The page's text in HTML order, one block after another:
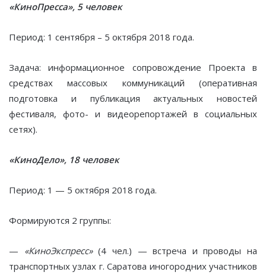
«КиноПресса», 5 человек
Период: 1 сентября – 5 октября 2018 года.
Задача: информационное сопровождение Проекта в
средствах массовых коммуникаций (оперативная
подготовка и публикация актуальных новостей
фестиваля, фото- и видеорепортажей в социальных
сетях).
«КиноДело», 18 человек
Период: 1 — 5 октября 2018 года.
Формируются 2 группы:
— «КиноЭкспресс»(4 чел.) — встреча и проводы на
транспортных узлах г. Саратова иногородних участников